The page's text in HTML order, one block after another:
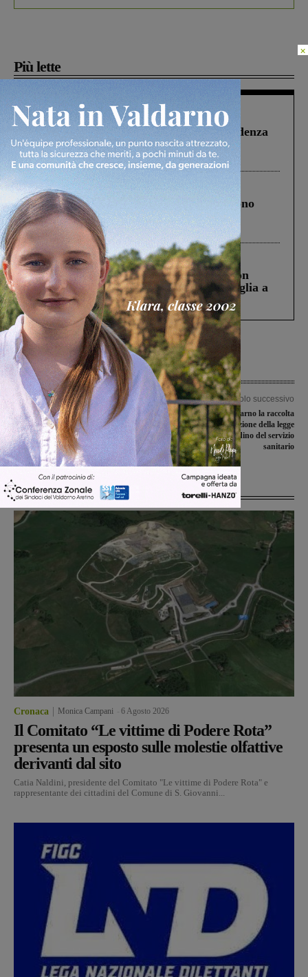
Più lette
Figline Incisa Valdarno 1 Agosto 2026
Piscina di Figline finanziata oltre la scadenza
Pnrr, il gruppo di Fratelli d’Italia: “Un
ringraziamento al Governo”
Cronaca 4 Agosto 2026
Un anno fa la strage in A1 in cui morirono
Gianni, Giulia e Franco. Lo schianto, il
processo, lo stop ai sorpassi fra tir....
Cronaca 3 Agosto 2026
Scomparso da una struttura di Castiglion
Fiorentino l’uomo che aveva ucciso la figlia a
Levane nel 2020
Articolo precedente
Pioggia di squalifiche sull’Atletico
Figline
Articolo successivo
Prende il via in Valdarno la raccolta
firme per l’abrogazione della legge
regionale sul riordino del servizio
sanitario
Ultime Notizie
Cronaca Monica Campani 6 Agosto 2026
Il Comitato “Le vittime di Podere Rota”
presenta un esposto sulle molestie olfattive
derivanti dal sito
Catia Naldini, presidente del Comitato "Le vittime di Podere Rota" e
rappresentante dei cittadini del Comune di S. Giovanni...
×